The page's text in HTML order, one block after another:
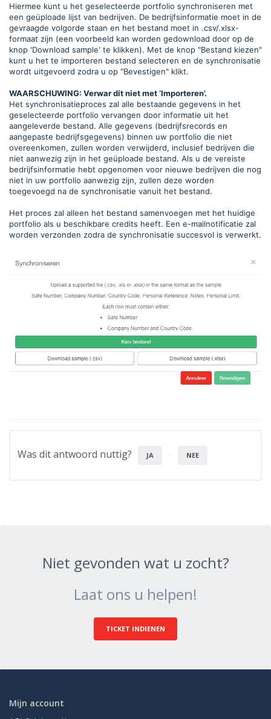
Hiermee kunt u het geselecteerde portfolio synchroniseren met
een geüploade lijst van bedrijven. De bedrijfsinformatie moet in de
gevraagde volgorde staan en het bestand moet in .csv/.xlsx-
formaat zijn (een voorbeeld kan worden gedownload door op de
knop 'Download sample' te klikken). Met de knop "Bestand kiezen"
kunt u het te importeren bestand selecteren en de synchronisatie
wordt uitgevoerd zodra u op "Bevestigen" klikt.
WAARSCHUWING: Verwar dit niet met ‘Importeren’.
Het synchronisatieproces zal alle bestaande gegevens in het
geselecteerde portfolio vervangen door informatie uit het
aangeleverde bestand. Alle gegevens (bedrijfsrecords en
aangepaste bedrijfsgegevens) binnen uw portfolio die niet
overeenkomen, zullen worden verwijderd, inclusief bedrijven die
niet aanwezig zijn in het geüploade bestand. Als u de vereiste
bedrijfsinformatie hebt opgenomen voor nieuwe bedrijven die nog
niet in uw portfolio aanwezig zijn, zullen deze worden
toegevoegd na de synchronisatie vanuit het bestand.
Het proces zal alleen het bestand samenvoegen met het huidige
portfolio als u beschikbare credits heeft. Een e-mailnotificatie zal
worden verzonden zodra de synchronisatie succesvol is verwerkt.
Was dit antwoord nuttig? JA NEE
Niet gevonden wat u zocht?
Laat ons u helpen!
TICKET INDIENEN
Mijn account